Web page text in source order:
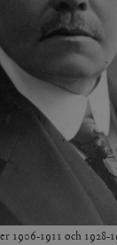
1906-1911 och 1928-